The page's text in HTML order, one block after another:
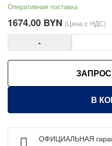
Антистатическое
Аксессуары для
Аксессуары для
Шкафы сухого хранения
Хранение метизов и
Пластиковые лотки и
Стеллажи металлические
Оперативная поставка
1674.00 BYN (Цена с НДС)
-
В
ОФИЦИАЛЬНАЯ